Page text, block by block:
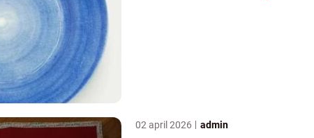
02 april 2026 admin